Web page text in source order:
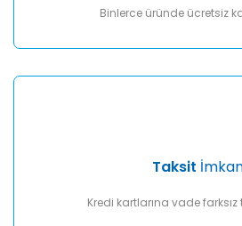
Binlerce üründe ücretsiz
Taksit
Kredi kartlarına vade farksız